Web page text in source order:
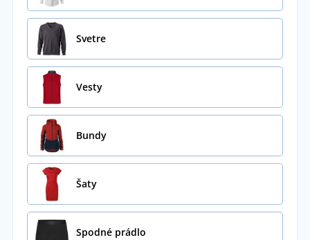
Svetre
Vesty
Bundy
Šaty
Spodné prádlo